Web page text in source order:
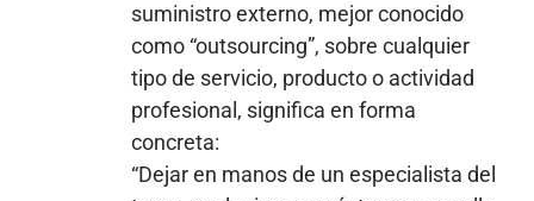
suministro externo, mejor conocido
como “outsourcing”, sobre cualquier
tipo de servicio, producto o actividad
profesional, significa en forma
concreta:
“Dejar en manos de un especialista del